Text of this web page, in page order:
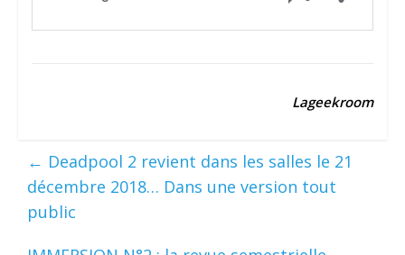
Lageekroom
← Deadpool 2 revient dans les salles le 21
décembre 2018… Dans une version tout
public